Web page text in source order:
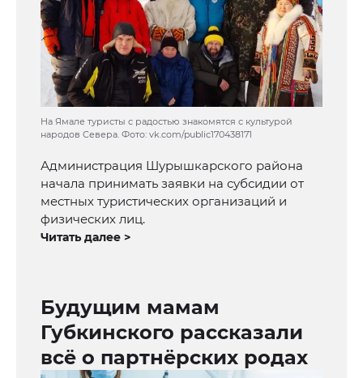
На Ямале туристы с радостью знакомятся с культурой
народов Севера. Фото: vk.com/public170438171
Администрация Шурышкарского района
начала принимать заявки на субсидии от
местных туристических организаций и
физических лиц.
Читать далее >
Будущим мамам
Губкинского рассказали
всё о партнёрских родах